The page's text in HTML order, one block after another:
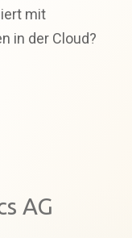
mit
in der Cloud?
AG